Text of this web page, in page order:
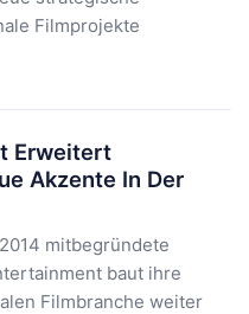
Filmprojekte
Erweitert
Akzente In Der
mitbegründete
baut ihre
Filmbranche weiter